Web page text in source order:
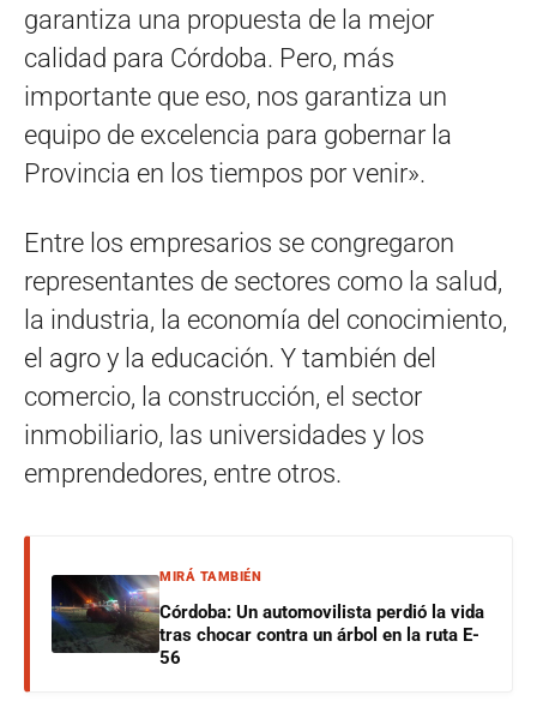
garantiza una propuesta de la mejor
calidad para Córdoba. Pero, más
importante que eso, nos garantiza un
equipo de excelencia para gobernar la
Provincia en los tiempos por venir».
Entre los empresarios se congregaron
representantes de sectores como la salud,
la industria, la economía del conocimiento,
el agro y la educación. Y también del
comercio, la construcción, el sector
inmobiliario, las universidades y los
emprendedores, entre otros.
MIRÁ TAMBIÉN
Córdoba: Un automovilista perdió la vida
tras chocar contra un árbol en la ruta E-
56